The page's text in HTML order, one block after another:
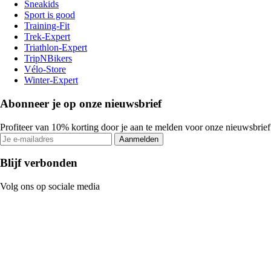
Sneakids
Sport is good
Training-Fit
Trek-Expert
Triathlon-Expert
TripNBikers
Vélo-Store
Winter-Expert
Abonneer je op onze nieuwsbrief
Profiteer van 10% korting door je aan te melden voor onze nieuwsbrief
Aanmelden
Blijf verbonden
Volg ons op sociale media